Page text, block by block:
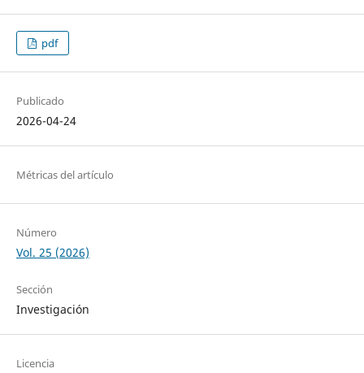
pdf
Publicado
2026-04-24
Métricas del artículo
Número
Vol. 25 (2026)
Sección
Investigación
Licencia